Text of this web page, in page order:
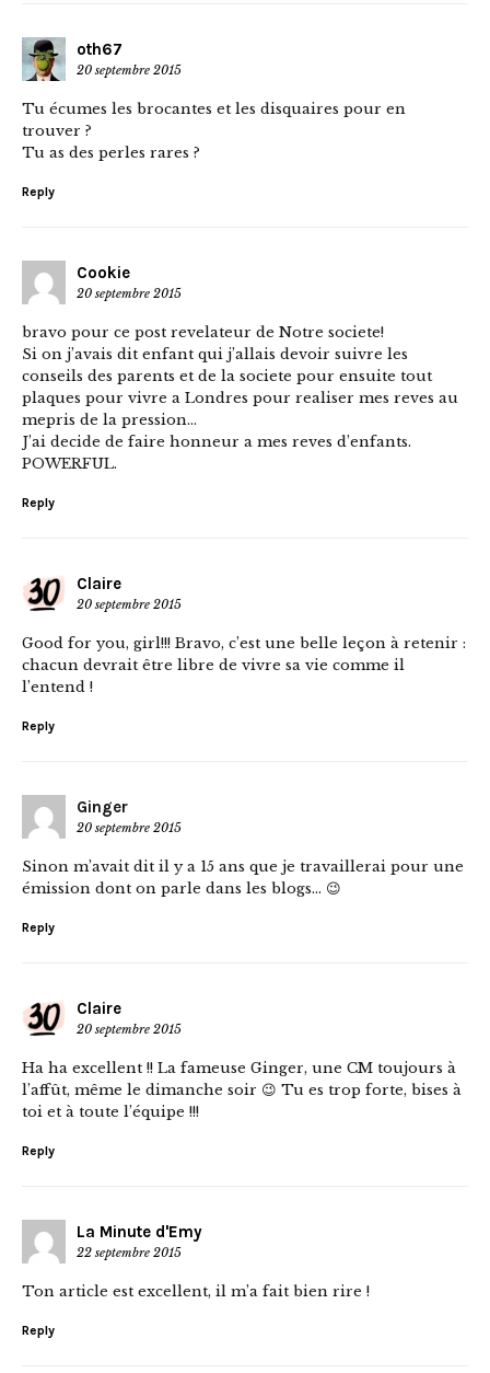
oth67
20 septembre 2015
Tu écumes les brocantes et les disquaires pour en
trouver ?
Tu as des perles rares ?
Reply
Cookie
20 septembre 2015
bravo pour ce post revelateur de Notre societe!
Si on j’avais dit enfant qui j’allais devoir suivre les
conseils des parents et de la societe pour ensuite tout
plaques pour vivre a Londres pour realiser mes reves au
mepris de la pression…
J’ai decide de faire honneur a mes reves d’enfants.
POWERFUL.
Reply
Claire
20 septembre 2015
Good for you, girl!!! Bravo, c’est une belle leçon à retenir :
chacun devrait être libre de vivre sa vie comme il
l’entend !
Reply
Ginger
20 septembre 2015
Sinon m’avait dit il y a 15 ans que je travaillerai pour une
émission dont on parle dans les blogs… 😉
Reply
Claire
20 septembre 2015
Ha ha excellent !! La fameuse Ginger, une CM toujours à
l’affût, même le dimanche soir 😉 Tu es trop forte, bises à
toi et à toute l’équipe !!!
Reply
La Minute d'Emy
22 septembre 2015
Ton article est excellent, il m’a fait bien rire !
Reply